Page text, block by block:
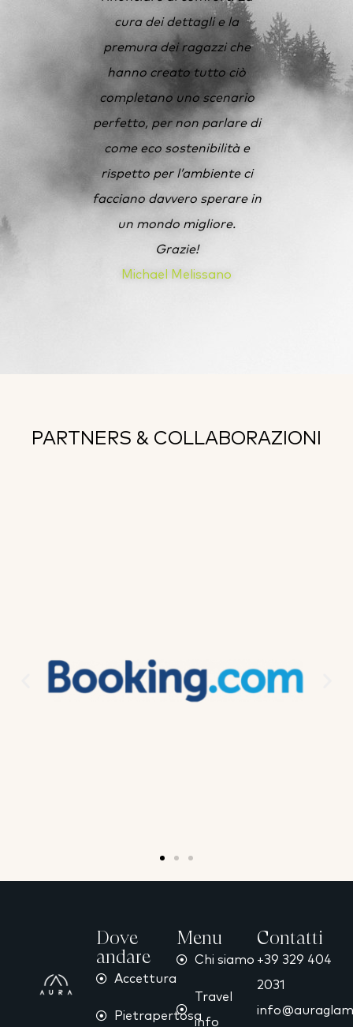
cura dei dettagli e la
premura dei ragazzi che
hanno creato tutto ciò
completano uno scenario
perfetto, per non parlare di
come eco sostenibilità e
rispetto per l’ambiente ci
facciano davvero sperare in
un mondo migliore.
Grazie!
Michael Melissano
PARTNERS & COLLABORAZIONI
Dove
andare
Accettura
Pietrapertosa
Menu
Chi siamo
Travel
info
Contatti
+39 329 404
2031